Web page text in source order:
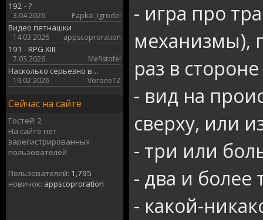
192 - ?
3.04.2026 PapkaI_Igrodel
Видео пятнашки
14.03.2026 appscoproration
191 - RPG XIII
7.03.2026 Mefistofel
Насколько серьезно в…
19.02.2026 VoroneTZ
Сейчас на сайте
Гостей: 2
На сайте нет
зарегистрированных
пользователей
Пользователей: 1,795
новичок: appscoproration
- игра про
механизмы),
раз в стороне
- вид на
сверху, или
- три или
- два и более
- какой-